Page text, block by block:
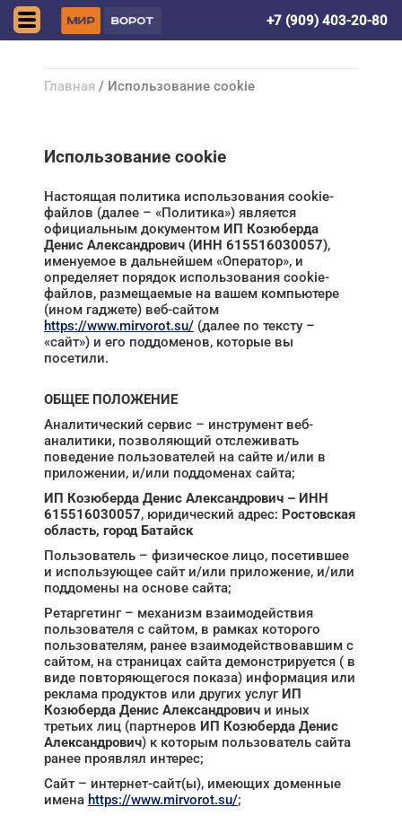
+7 (909) 403-20-80
Главная / Использование cookie
Использование cookie
Настоящая политика использования cookie-
файлов (далее – «Политика») является
официальным документом ИП Козюберда
Денис Александрович (ИНН 615516030057),
именуемое в дальнейшем «Оператор», и
определяет порядок использования cookie-
файлов, размещаемые на вашем компьютере
(ином гаджете) веб-сайтом
https://www.mirvorot.su/ (далее по тексту –
«сайт») и его поддоменов, которые вы
посетили.
ОБЩЕЕ ПОЛОЖЕНИЕ
Аналитический сервис – инструмент веб-
аналитики, позволяющий отслеживать
поведение пользователей на сайте и/или в
приложении, и/или поддоменах сайта;
ИП Козюберда Денис Александрович – ИНН
615516030057, юридический адрес: Ростовская
область, город Батайск
Пользователь – физическое лицо, посетившее
и использующее сайт и/или приложение, и/или
поддомены на основе сайта;
Ретаргетинг – механизм взаимодействия
пользователя с сайтом, в рамках которого
пользователям, ранее взаимодействовавшим с
сайтом, на страницах сайта демонстрируется ( в
виде повторяющегося показа) информация или
реклама продуктов или других услугИП
Козюберда Денис Александрович и иных
третьих лиц (партнеров ИП Козюберда Денис
Александрович) к которым пользователь сайта
ранее проявлял интерес;
Сайт – интернет-сайт(ы), имеющих доменные
имена https://www.mirvorot.su/;